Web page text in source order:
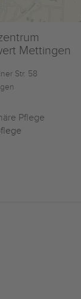
Mettingen
Str. 58
Pflege